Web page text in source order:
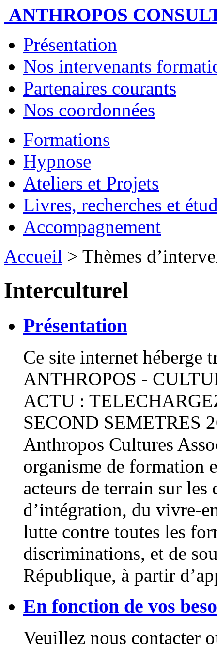
ANTHROPOS
Présentation
Nos intervenants
Partenaires courants
Nos coordonnées
Formations
Hypnose
Ateliers et Projets
Livres, recherches et
Accompagnement
Accueil > Thèmes
Interculturel
Présentation
Ce site internet héberge
ANTHROPOS -
ACTU :
SECOND SEMETRES
Anthropos Cultures
organisme de formation
acteurs de terrain sur
d’intégration, du vivre-
lutte contre toutes les
discriminations, et de
République, à partir
En fonction de vos
Veuillez nous contacter